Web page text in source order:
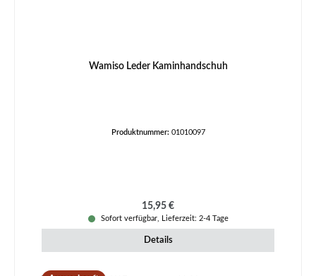
Wamiso Leder Kaminhandschuh
Produktnummer: 01010097
Regulärer Preis:
15,95 €
Sofort verfügbar, Lieferzeit: 2-4 Tage
Details